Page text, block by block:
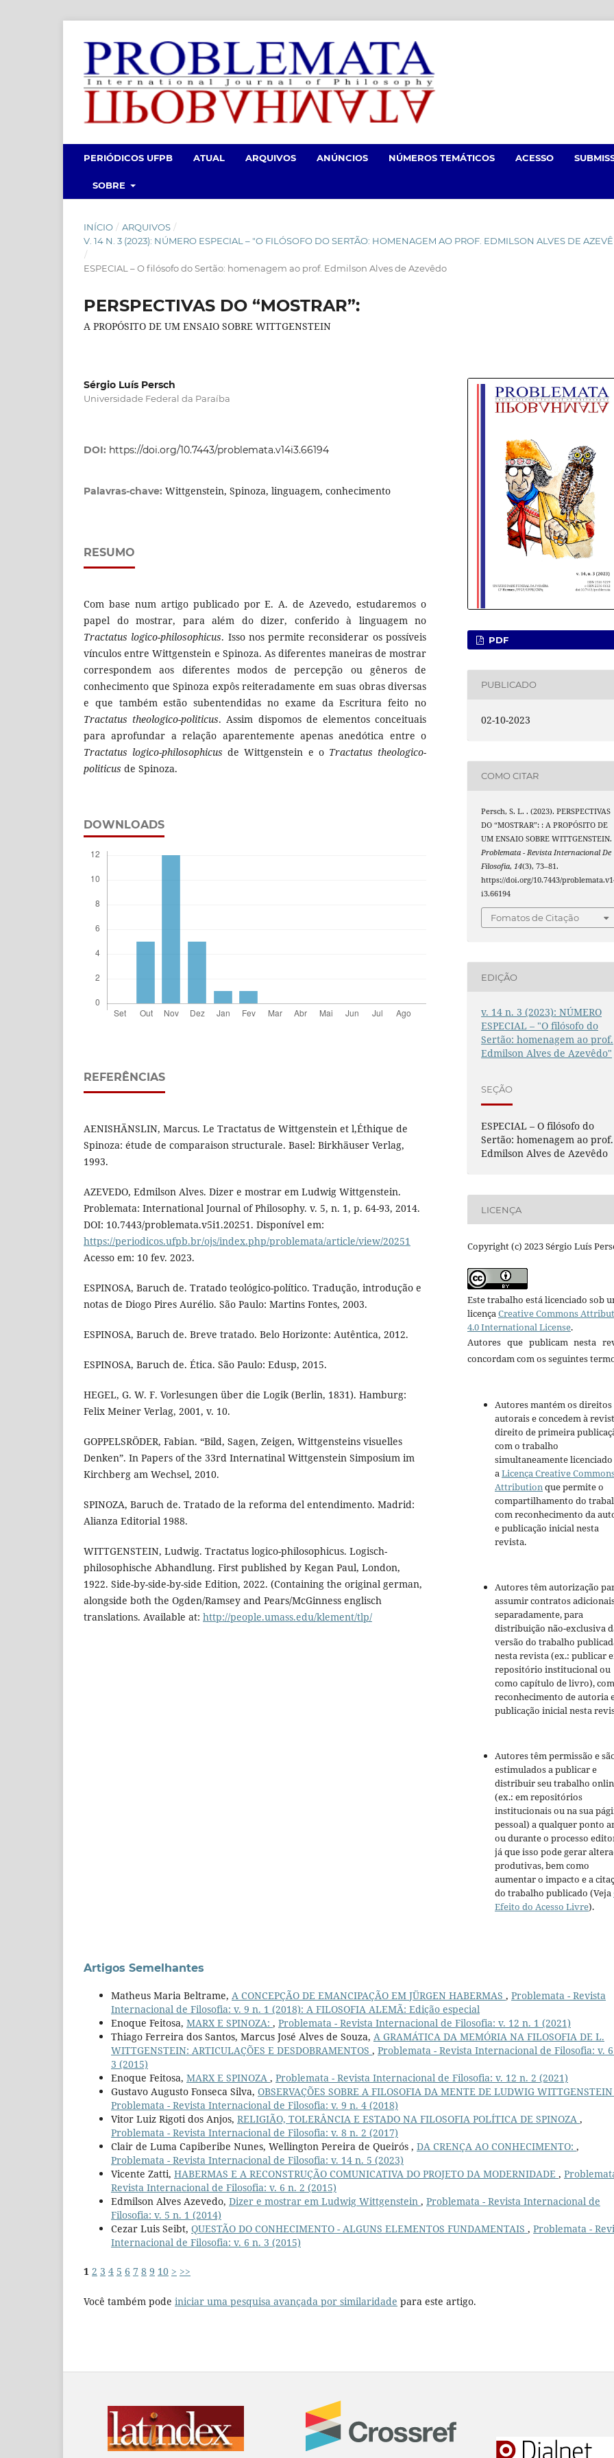
PERIÓDICOS UFPB ATUAL ARQUIVOS ANÚNCIOS NÚMEROS TEMÁTICOS ACESSO
SOBRE
INÍCIO / ARQUIVOS /
V. 14 N. 3 (2023): NÚMERO ESPECIAL – "O FILÓSOFO DO SERTÃO: HOMENAGEM AO PROF. EDMILSON ALVES DE
/
ESPECIAL – O filósofo do Sertão: homenagem ao prof. Edmilson Alves de Azevêdo
PERSPECTIVAS DO “MOSTRAR”:
A PROPÓSITO DE UM ENSAIO SOBRE WITTGENSTEIN
Sérgio Luís Persch
Universidade Federal da Paraíba
DOI: https://doi.org/10.7443/problemata.v14i3.66194
Palavras-chave: Wittgenstein, Spinoza, linguagem, conhecimento
RESUMO
Com base num artigo publicado por E. A. de Azevedo, estudaremos o
papel do mostrar, para além do dizer, conferido à linguagem no
Tractatus logico-philosophicus. Isso nos permite reconsiderar os possíveis
vínculos entre Wittgenstein e Spinoza. As diferentes maneiras de mostrar
correspondem aos diferentes modos de percepção ou gêneros de
conhecimento que Spinoza expôs reiteradamente em suas obras diversas
e que também estão subentendidas no exame da Escritura feito no
Tractatus theologico-politicus. Assim dispomos de elementos conceituais
para aprofundar a relação aparentemente apenas anedótica entre o
Tractatus logico-philosophicus de Wittgenstein e o Tractatus theologico-
politicus de Spinoza.
DOWNLOADS
REFERÊNCIAS
AENISHÄNSLIN, Marcus. Le Tractatus de Wittgenstein et l,Éthique de
Spinoza: étude de comparaison structurale. Basel: Birkhäuser Verlag,
1993.
AZEVEDO, Edmilson Alves. Dizer e mostrar em Ludwig Wittgenstein.
Problemata: International Journal of Philosophy. v. 5, n. 1, p. 64-93, 2014.
DOI: 10.7443/problemata.v5i1.20251. Disponível em:
https://periodicos.ufpb.br/ojs/index.php/problemata/article/view/20251
Acesso em: 10 fev. 2023.
ESPINOSA, Baruch de. Tratado teológico-político. Tradução, introdução e
notas de Diogo Pires Aurélio. São Paulo: Martins Fontes, 2003.
ESPINOSA, Baruch de. Breve tratado. Belo Horizonte: Autêntica, 2012.
ESPINOSA, Baruch de. Ética. São Paulo: Edusp, 2015.
HEGEL, G. W. F. Vorlesungen über die Logik (Berlin, 1831). Hamburg:
Felix Meiner Verlag, 2001, v. 10.
GOPPELSRÖDER, Fabian. “Bild, Sagen, Zeigen, Wittgensteins visuelles
Denken”. In Papers of the 33rd Internatinal Wittgenstein Simposium im
Kirchberg am Wechsel, 2010.
SPINOZA, Baruch de. Tratado de la reforma del entendimento. Madrid:
Alianza Editorial 1988.
WITTGENSTEIN, Ludwig. Tractatus logico-philosophicus. Logisch-
philosophische Abhandlung. First published by Kegan Paul, London,
1922. Side-by-side-by-side Edition, 2022. (Containing the original german,
alongside both the Ogden/Ramsey and Pears/McGinness englisch
translations. Available at: http://people.umass.edu/klement/tlp/
PDF
PUBLICADO
02-10-2023
COMO CITAR
Persch, S. L. . (2023). PERSPECTIVAS
DO “MOSTRAR”: : A PROPÓSITO DE
UM ENSAIO SOBRE WITTGENSTEIN.
Problemata - Revista Internacional De
Filosofia,14(3), 73–81.
https://doi.org/10.7443/
i3.66194
Fomatos de Citação
EDIÇÃO
v. 14 n. 3 (2023): NÚMERO
ESPECIAL – "O filósofo do
Sertão: homenagem ao prof.
Edmilson Alves de Azevêdo"
SEÇÃO
ESPECIAL – O filósofo do
Sertão: homenagem ao prof.
Edmilson Alves de Azevêdo
LICENÇA
Copyright (c) 2023 Sérgio Luís
Este trabalho está licenciado sob
licençaCreative Commons
4.0 International License.
Autores que publicam nesta
concordam com os seguintes
Autores mantém os direitos
autorais e concedem à
direito de primeira
com o trabalho
simultaneamente
a Licença Creative
Attribution que permite o
compartilhamento do
com reconhecimento da
e publicação inicial nesta
revista.
Autores têm autorização
assumir contratos
separadamente, para
distribuição não-exclusiva
versão do trabalho
nesta revista (ex.: publicar
repositório institucional ou
como capítulo de livro), com
reconhecimento de autoria
publicação inicial nesta
Autores têm permissão e
estimulados a publicar e
distribuir seu trabalho
(ex.: em repositórios
institucionais ou na sua
pessoal) a qualquer ponto
ou durante o processo
já que isso pode gerar
produtivas, bem como
aumentar o impacto e a
do trabalho publicado (Veja
Efeito do Acesso Livre).
Artigos Semelhantes
Matheus Maria Beltrame, A CONCEPÇÃO DE EMANCIPAÇÃO EM JÜRGEN HABERMAS , Problemata - Revista
Internacional de Filosofia: v. 9 n. 1 (2018): A FILOSOFIA ALEMÃ: Edição especial
Enoque Feitosa, MARX E SPINOZA: , Problemata - Revista Internacional de Filosofia: v. 12 n. 1 (2021)
Thiago Ferreira dos Santos, Marcus José Alves de Souza, A GRAMÁTICA DA MEMÓRIA NA FILOSOFIA DE L.
WITTGENSTEIN: ARTICULAÇÕES E DESDOBRAMENTOS , Problemata - Revista Internacional de Filosofia: v.
3 (2015)
Enoque Feitosa, MARX E SPINOZA , Problemata - Revista Internacional de Filosofia: v. 12 n. 2 (2021)
Gustavo Augusto Fonseca Silva, OBSERVAÇÕES SOBRE A FILOSOFIA DA MENTE DE LUDWIG
Problemata - Revista Internacional de Filosofia: v. 9 n. 4 (2018)
Vitor Luiz Rigoti dos Anjos, RELIGIÃO, TOLERÂNCIA E ESTADO NA FILOSOFIA POLÍTICA DE SPINOZA ,
Problemata - Revista Internacional de Filosofia: v. 8 n. 2 (2017)
Clair de Luma Capiberibe Nunes, Wellington Pereira de Queirós , DA CRENÇA AO CONHECIMENTO: ,
Problemata - Revista Internacional de Filosofia: v. 14 n. 5 (2023)
Vicente Zatti, HABERMAS E A RECONSTRUÇÃO COMUNICATIVA DO PROJETO DA MODERNIDADE ,
Revista Internacional de Filosofia: v. 6 n. 2 (2015)
Edmilson Alves Azevedo, Dizer e mostrar em Ludwig Wittgenstein , Problemata - Revista Internacional de
Filosofia: v. 5 n. 1 (2014)
Cezar Luis Seibt, QUESTÃO DO CONHECIMENTO - ALGUNS ELEMENTOS FUNDAMENTAIS , Problemata -
Internacional de Filosofia: v. 6 n. 3 (2015)
1 2 3 4 5 6 7 8 9 10 > >>
Você também pode iniciar uma pesquisa avançada por similaridade para este artigo.